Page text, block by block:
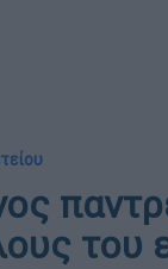
του